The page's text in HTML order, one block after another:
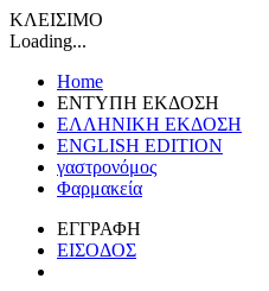
ΚΛΕΙΣΙΜΟ
Loading...
Home
ΕΝΤΥΠΗ ΕΚΔΟΣΗ
ΕΛΛΗΝΙΚΗ ΕΚΔΟΣΗ
ENGLISH EDITION
γαστρονόμος
Φαρμακεία
ΕΓΓΡΑΦΗ
ΕΙΣΟΔΟΣ